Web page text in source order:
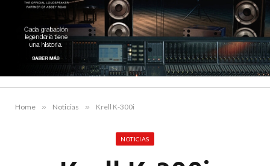
Home » Noticias » Krell K-300i
NOTICIAS